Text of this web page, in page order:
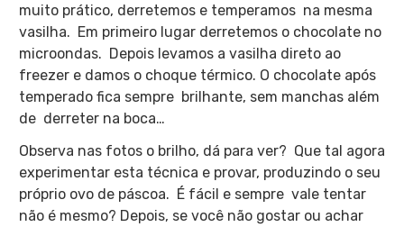
muito prático, derretemos e temperamos na mesma
vasilha. Em primeiro lugar derretemos o chocolate no
microondas. Depois levamos a vasilha direto ao
freezer e damos o choque térmico. O chocolate após
temperado fica sempre brilhante, sem manchas além
de derreter na boca…
Observa nas fotos o brilho, dá para ver? Que tal agora
experimentar esta técnica e provar, produzindo o seu
próprio ovo de páscoa. É fácil e sempre vale tentar
não é mesmo? Depois, se você não gostar ou achar